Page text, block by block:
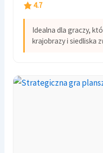
4.7
Idealna dla graczy,
krajobrazy i siedliska